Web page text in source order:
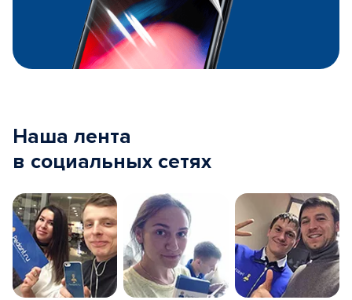
Наша лента
в социальных сетях